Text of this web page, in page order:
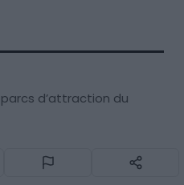
parcs d’attraction du